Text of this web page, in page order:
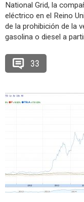
National Grid, la
eléctrico en el Reino
de la prohibición de la
gasolina o diesel a
33